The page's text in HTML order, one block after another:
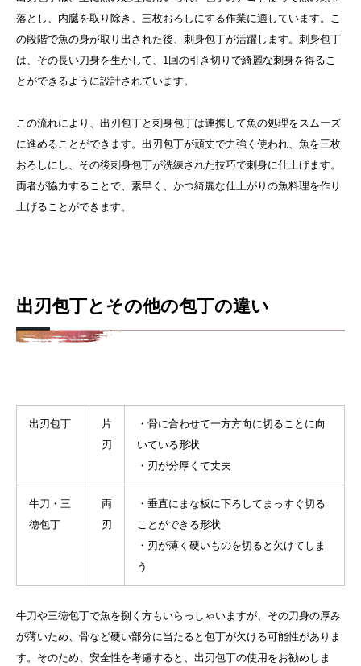
落とし、内臓を取り除き、三枚おろしにする作業に適しています。こ
の段階で魚の身が取り出された後、刺身包丁が活躍します。刺身包丁
は、その長い刀身を生かして、1回の引き切りで綺麗な刺身を得るこ
とができるように設計されています。
この流れにより、出刃包丁と刺身包丁は連携して魚の処理をスムーズ
に進めることができます。出刃包丁が頑丈で力強く使われ、魚を三枚
おろしにし、その後刺身包丁が洗練された技巧で刺身に仕上げます。
両者が協力することで、素早く、かつ綺麗な仕上がりの魚料理を作り
上げることができます。
出刃包丁とその他の包丁の違い
出刃包丁
片
刃
・骨に合わせて一方方向に切ることに向
いている形状
・刃が分厚くて丈夫
牛刀・三
徳包丁
両
刃
・垂直にまな板に下ろしてまっすぐ切る
ことができる形状
・刃が薄く硬いものを切ると欠けてしま
う
牛刀や三徳包丁で魚を捌く方もいらっしゃいますが、その刀身の厚み
が薄いため、骨など硬い部分に当たると包丁が欠ける可能性がありま
す。そのため、安全性を考慮すると、出刃包丁の使用をお勧めしま